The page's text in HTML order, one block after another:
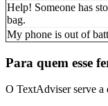
Help! Someone has
bag.
My phone is out of
Para quem esse
O TextAdviser serve a